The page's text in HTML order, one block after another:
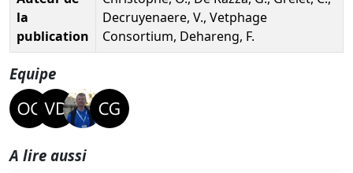
la
publication
Decruyenaere, V., Vetphage
Consortium, Dehareng, F.
Equipe
A lire aussi